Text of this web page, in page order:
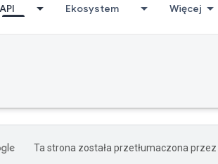
API Ekosystem Więcej
Ta strona została przetłumaczona przez